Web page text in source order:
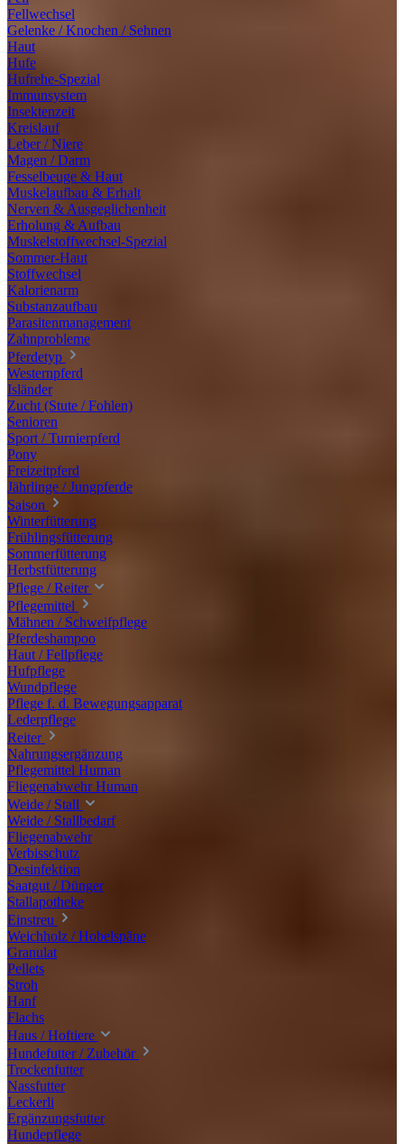
Fellwechsel
Gelenke / Knochen / Sehnen
Haut
Hufe
Hufrehe-Spezial
Immunsystem
Insektenzeit
Kreislauf
Leber / Niere
Magen / Darm
Fesselbeuge & Haut
Muskelaufbau & Erhalt
Nerven & Ausgeglichenheit
Erholung & Aufbau
Muskelstoffwechsel-Spezial
Sommer-Haut
Stoffwechsel
Kalorienarm
Substanzaufbau
Parasitenmanagement
Zahnprobleme
Pferdetyp
Westernpferd
Isländer
Zucht (Stute / Fohlen)
Senioren
Sport / Turnierpferd
Pony
Freizeitpferd
Jährlinge / Jungpferde
Saison
Winterfütterung
Frühlingsfütterung
Sommerfütterung
Herbstfütterung
Pflege / Reiter
Pflegemittel
Mähnen / Schweifpflege
Pferdeshampoo
Haut / Fellpflege
Hufpflege
Wundpflege
Pflege f. d. Bewegungsapparat
Lederpflege
Reiter
Nahrungsergänzung
Pflegemittel Human
Fliegenabwehr Human
Weide / Stall
Weide / Stallbedarf
Fliegenabwehr
Verbisschutz
Desinfektion
Saatgut / Dünger
Stallapotheke
Einstreu
Weichholz / Hobelspäne
Granulat
Pellets
Stroh
Hanf
Flachs
Haus / Hoftiere
Hundefutter / Zubehör
Trockenfutter
Nassfutter
Leckerli
Ergänzungsfutter
Hundepflege